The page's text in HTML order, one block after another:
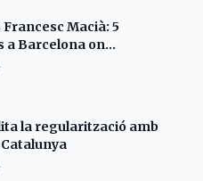
Macià: 5
a Barcelona on
és tendència, sinó una
la regularització amb